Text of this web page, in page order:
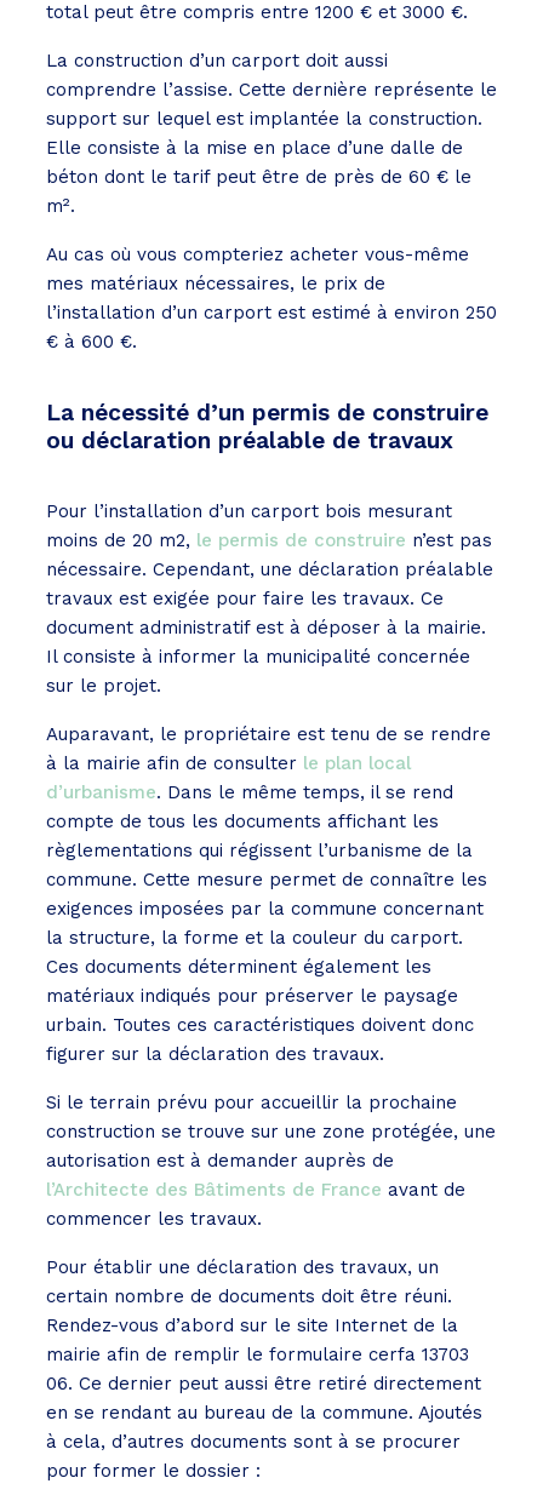
total peut être compris entre 1200 € et 3000 €.
La construction d’un carport doit aussi
comprendre l’assise. Cette dernière représente le
support sur lequel est implantée la construction.
Elle consiste à la mise en place d’une dalle de
béton dont le tarif peut être de près de 60 € le
m².
Au cas où vous compteriez acheter vous-même
mes matériaux nécessaires, le prix de
l’installation d’un carport est estimé à environ 250
€ à 600 €.
La nécessité d’un permis de construire
ou déclaration préalable de travaux
Pour l’installation d’un carport bois mesurant
moins de 20 m2, le permis de construire n’est pas
nécessaire. Cependant, une déclaration préalable
travaux est exigée pour faire les travaux. Ce
document administratif est à déposer à la mairie.
Il consiste à informer la municipalité concernée
sur le projet.
Auparavant, le propriétaire est tenu de se rendre
à la mairie afin de consulter le plan local
d’urbanisme. Dans le même temps, il se rend
compte de tous les documents affichant les
règlementations qui régissent l’urbanisme de la
commune. Cette mesure permet de connaître les
exigences imposées par la commune concernant
la structure, la forme et la couleur du carport.
Ces documents déterminent également les
matériaux indiqués pour préserver le paysage
urbain. Toutes ces caractéristiques doivent donc
figurer sur la déclaration des travaux.
Si le terrain prévu pour accueillir la prochaine
construction se trouve sur une zone protégée, une
autorisation est à demander auprès de
l’Architecte des Bâtiments de France avant de
commencer les travaux.
Pour établir une déclaration des travaux, un
certain nombre de documents doit être réuni.
Rendez-vous d’abord sur le site Internet de la
mairie afin de remplir le formulaire cerfa 13703
06. Ce dernier peut aussi être retiré directement
en se rendant au bureau de la commune. Ajoutés
à cela, d’autres documents sont à se procurer
pour former le dossier :